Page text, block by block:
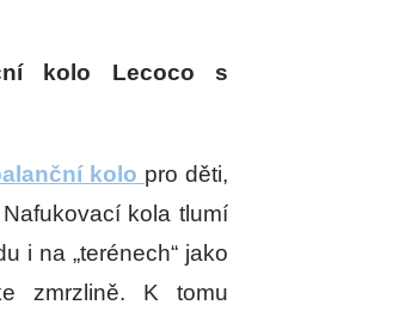
kolo Lecoco s
kolo pro děti,
kola tlumí
i na „terénech“ jako
zmrzlině. K tomu